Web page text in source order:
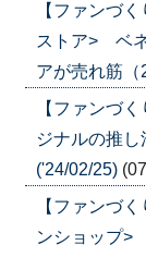
【ファンづ
ストア> ベ
アが売れ筋
【ファンづ
ジナルの推し
('24/02/25)
【ファンづ
ンショップ>